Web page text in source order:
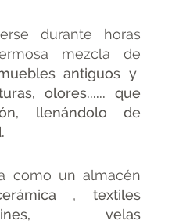
durante horas
mezcla de
antiguos y
olores...... que
llenándolo de
como un almacén
, textiles
velas